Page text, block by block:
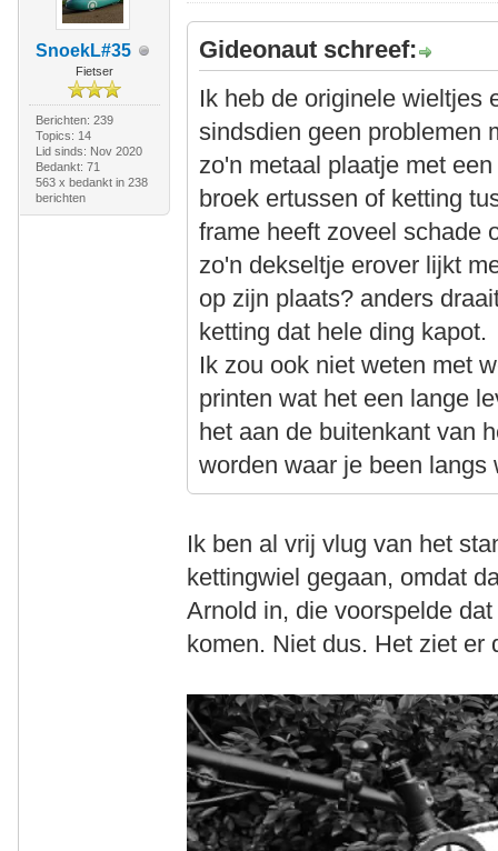
SnoekL#35
Fietser
Berichten: 239
Topics: 14
Lid sinds: Nov 2020
Bedankt: 71
563 x bedankt in 238
berichten
Gideonaut schreef:
Ik heb de originele wieltjes
sindsdien geen problemen
zo'n metaal plaatje met
broek ertussen of ketting
frame heeft zoveel schade
zo'n dekseltje erover lijkt
op zijn plaats? anders
ketting dat hele ding kapot.
Ik zou ook niet weten met
printen wat het een lange
het aan de buitenkant van
worden waar je been langs
Ik ben al vrij vlug van het
kettingwiel gegaan, omdat
Arnold in, die voorspelde
komen. Niet dus. Het ziet er